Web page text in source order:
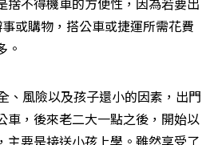
或購物，搭公車或捷運所需花費
。
、風險以及孩子還小的因素，出門
車，後來老二大一點之後，開始以
主要是接送小孩上學。雖然享受了